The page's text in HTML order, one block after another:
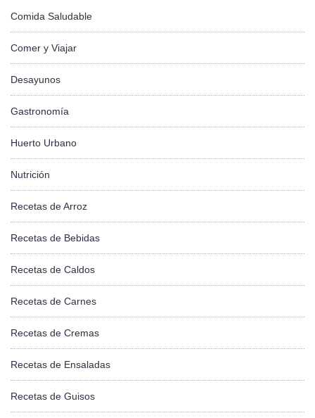
Comida Saludable
Comer y Viajar
Desayunos
Gastronomía
Huerto Urbano
Nutrición
Recetas de Arroz
Recetas de Bebidas
Recetas de Caldos
Recetas de Carnes
Recetas de Cremas
Recetas de Ensaladas
Recetas de Guisos